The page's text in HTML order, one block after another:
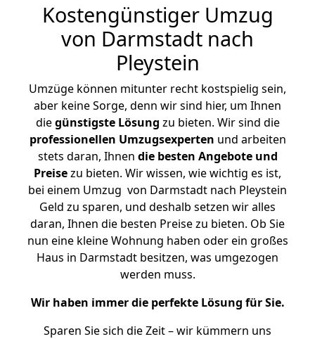
Kostengünstiger Umzug
von Darmstadt nach
Pleystein
Umzüge können mitunter recht kostspielig sein,
aber keine Sorge, denn wir sind hier, um Ihnen
diegünstigste Lösung zu bieten. Wir sind die
professionellen Umzugsexperten und arbeiten
stets daran, Ihnen die besten Angebote und
Preisezu bieten. Wir wissen, wie wichtig es ist,
bei einem Umzug von Darmstadt nach Pleystein
Geld zu sparen, und deshalb setzen wir alles
daran, Ihnen die besten Preise zu bieten. Ob Sie
nun eine kleine Wohnung haben oder ein großes
Haus in Darmstadt besitzen, was umgezogen
werden muss.
Wir haben immer die perfekte Lösung für Sie.
Sparen Sie sich die Zeit – wir kümmern uns